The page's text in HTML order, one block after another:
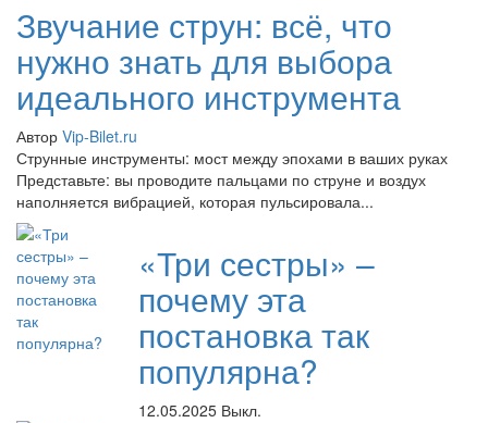
Звучание струн: всё, что
нужно знать для выбора
идеального инструмента
Автор Vip-Bilet.ru
Струнные инструменты: мост между эпохами в ваших руках
Представьте: вы проводите пальцами по струне и воздух
наполняется вибрацией, которая пульсировала...
«Три сестры» –
почему эта
постановка так
популярна?
12.05.2025 Выкл.